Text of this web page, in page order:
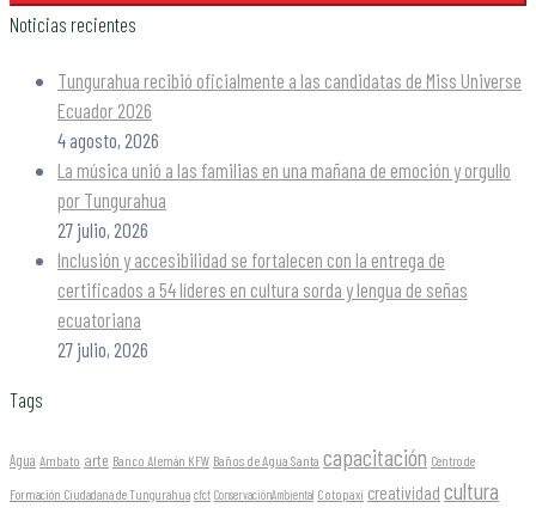
Noticias recientes
Tungurahua recibió oficialmente a las candidatas de Miss Universe
Ecuador 2026
4 agosto, 2026
La música unió a las familias en una mañana de emoción y orgullo
por Tungurahua
27 julio, 2026
Inclusión y accesibilidad se fortalecen con la entrega de
certificados a 54 líderes en cultura sorda y lengua de señas
ecuatoriana
27 julio, 2026
Tags
Agua Ambato arte Banco Alemán KFW Baños de Agua Santa capacitación Centro de
Formación Ciudadana de Tungurahua cfct ConservaciónAmbiental Cotopaxi creatividad cultura